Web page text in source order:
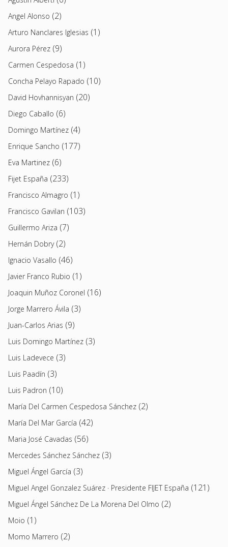
Angel Alonso (2)
Arturo Nanclares Iglesias (1)
Aurora Pérez (9)
Carmen Cespedosa (1)
Concha Pelayo Rapado (10)
David Hovhannisyan (20)
Diego Caballo (6)
Domingo Martínez (4)
Enrique Sancho (177)
Eva Martinez (6)
Fijet España (233)
Francisco Almagro (1)
Francisco Gavilan (103)
Guillermo Ariza (7)
Hernán Dobry(2)
Ignacio Vasallo (46)
Javier Franco Rubio (1)
Joaquin Muñoz Coronel (16)
Jorge Marrero Ávila (3)
Juan-Carlos Arias (9)
Luis Domingo Martínez (3)
Luis Ladevece (3)
Luis Paadín (3)
Luis Padron (10)
María Del Carmen Cespedosa Sánchez (2)
María Del Mar García (42)
Maria José Cavadas (56)
Mercedes Sánchez Sánchez (3)
Miguel Ángel García (3)
Miguel Angel Gonzalez Suárez · Presidente FIJET España (121)
Miguel Ángel Sánchez De La Morena Del Olmo (2)
Moio (1)
Momo Marrero (2)